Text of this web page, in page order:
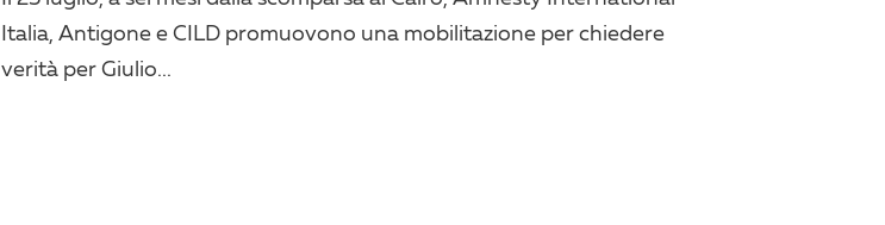
Italia, Antigone e CILD promuovono una mobilitazione per chiedere
verità per Giulio...